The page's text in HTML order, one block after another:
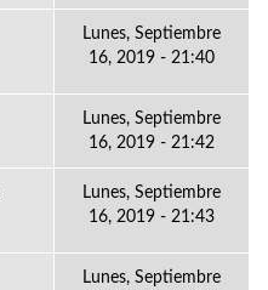
Lunes, Septiembre
16, 2019 - 21:40
Lunes, Septiembre
16, 2019 - 21:42
Lunes, Septiembre
16, 2019 - 21:43
Lunes, Septiembre